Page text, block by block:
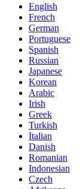
English
French
German
Portuguese
Spanish
Russian
Japanese
Korean
Arabic
Irish
Greek
Turkish
Italian
Danish
Romanian
Indonesian
Czech